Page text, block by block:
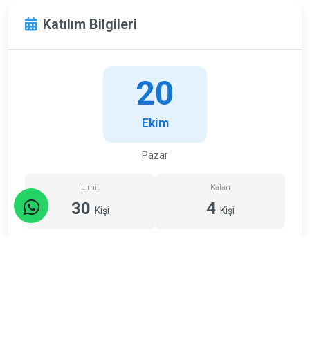
Katılım Bilgileri
20
Ekim
Pazar
Limit
30 Kişi
Kalan
4 Kişi